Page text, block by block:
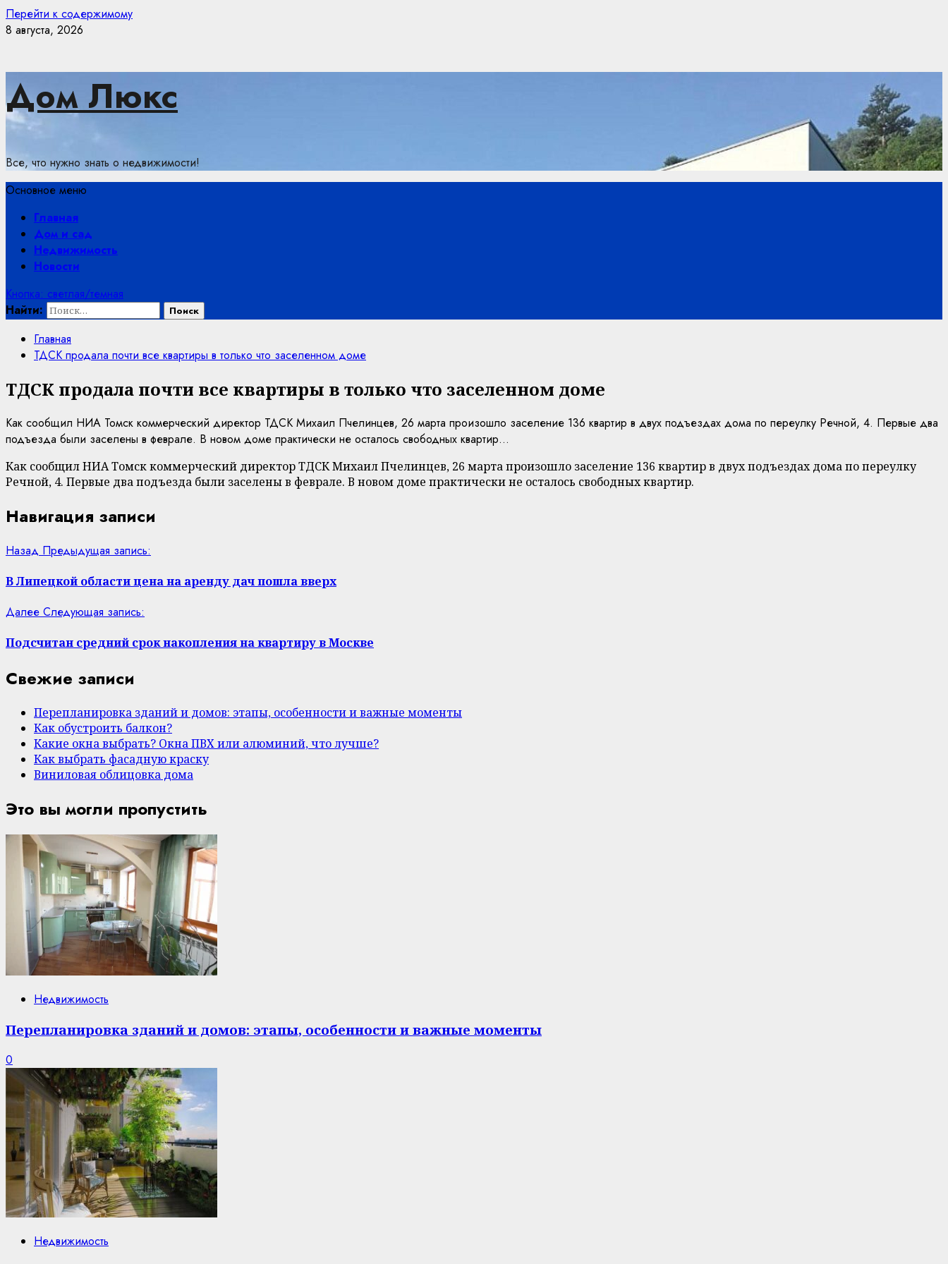
Перейти к содержимому
8 августа, 2026
Дом Люкс
Все, что нужно знать о недвижимости!
Основное меню
Главная
Дом и сад
Недвижимость
Новости
Кнопка: светлая/темная
Найти:
Главная
ТДСК продала почти все квартиры в только что заселенном доме
ТДСК продала почти все квартиры в только что заселенном доме
Как сообщил НИА Томск коммерческий директор ТДСК Михаил Пчелинцев, 26 марта произошло заселение 136 квартир в двух подъездах дома по переулку Речной, 4. Первые два
подъезда были заселены в феврале. В новом доме практически не осталось свободных квартир...
Как сообщил НИА Томск коммерческий директор ТДСК Михаил Пчелинцев, 26 марта произошло заселение 136 квартир в двух подъездах дома по переулку
Речной, 4. Первые два подъезда были заселены в феврале. В новом доме практически не осталось свободных квартир.
Навигация записи
Назад Предыдущая запись:
В Липецкой области цена на аренду дач пошла вверх
Далее Следующая запись:
Подсчитан средний срок накопления на квартиру в Москве
Свежие записи
Перепланировка зданий и домов: этапы, особенности и важные моменты
Как обустроить балкон?
Какие окна выбрать? Окна ПВХ или алюминий, что лучше?
Как выбрать фасадную краску
Виниловая облицовка дома
Это вы могли пропустить
Недвижимость
Перепланировка зданий и домов: этапы, особенности и важные моменты
0
Недвижимость